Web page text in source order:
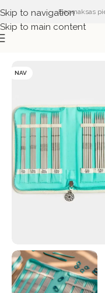
Skip to navigation
Skip to main content
Bezmaksas
NAV